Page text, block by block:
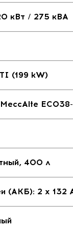
кВт / 275 кВА
(199 kW)
MeccAlte
400 л
(АКБ): 2 x 132